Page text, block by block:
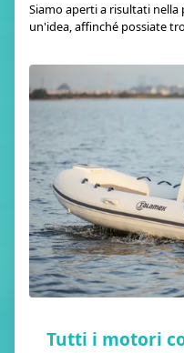
Siamo aperti a risultati
un'idea, affinché possiate
Tutti i motori